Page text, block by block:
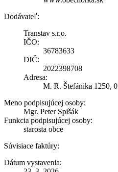
Dodávateľ:
Transtav s.r.o.
IČO:
36783633
DIČ:
2022398708
Adresa:
M. R. Štefánika 1250,
Meno podpisujúcej osoby:
Mgr. Peter Spišák
Funkcia podpisujúcej osoby:
starosta obce
Súvisiace faktúry:
Dátum vystavenia: